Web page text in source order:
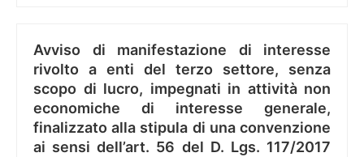
Avviso di manifestazione di interesse
rivolto a enti del terzo settore, senza
scopo di lucro, impegnati in attività non
economiche di interesse generale,
finalizzato alla stipula di una convenzione
ai sensi dell’art. 56 del D. Lgs. 117/2017